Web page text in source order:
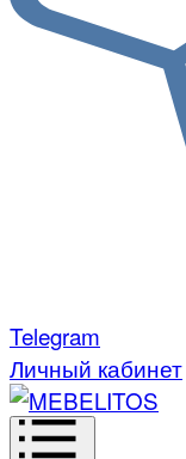
Telegram
Личный кабинет